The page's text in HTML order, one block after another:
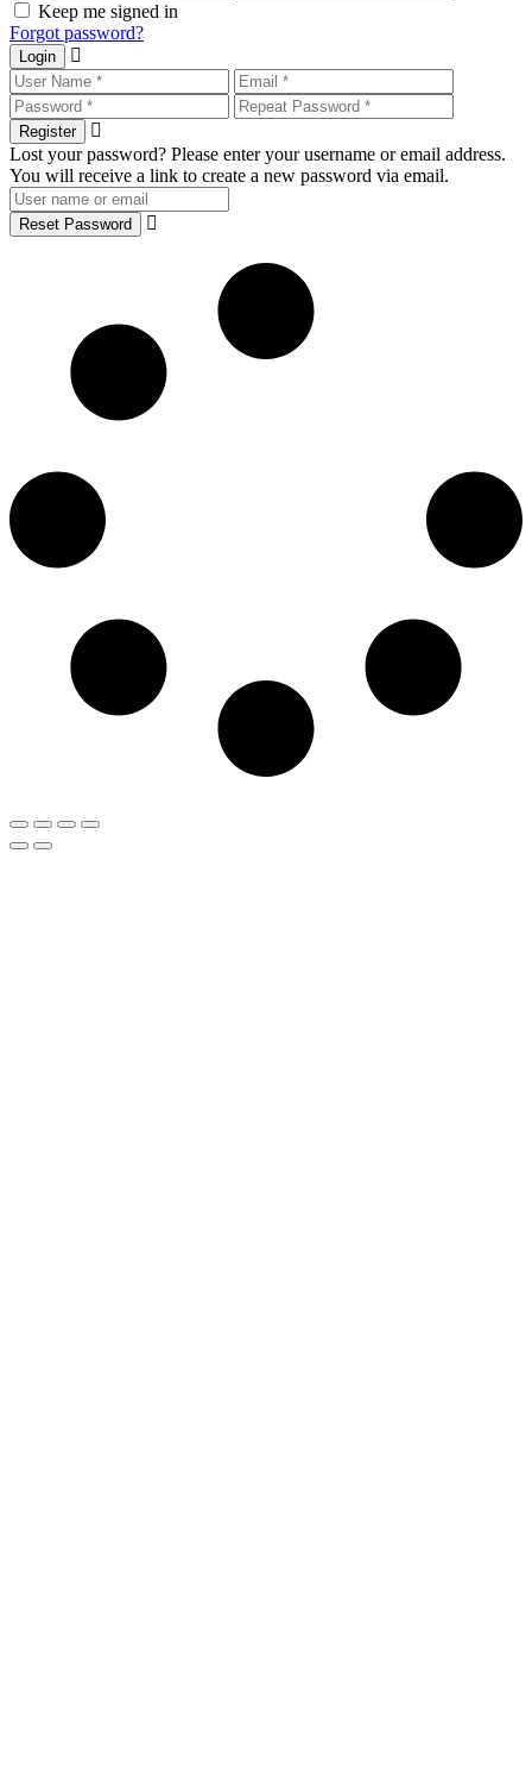
Keep me signed in
Forgot password?
Login
Register
Lost your password? Please enter your username or email address.
You will receive a link to create a new password via email.
Reset Password